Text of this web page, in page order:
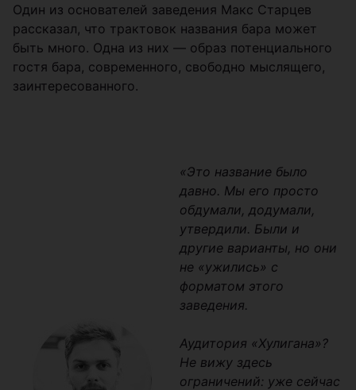
Один из основателей заведения Макс Старцев
рассказал, что трактовок названия бара может
быть много. Одна из них — образ потенциального
гостя бара, современного, свободно мыслящего,
заинтересованного.
«Это название было
давно. Мы его просто
обдумали, додумали,
утвердили. Были и
другие варианты, но они
не «ужились» с
форматом этого
заведения.
Аудитория «Хулигана»?
Не вижу здесь
ограничений: уже сейчас